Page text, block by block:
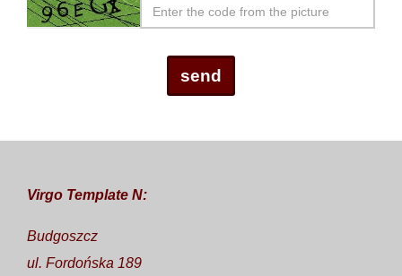
Virgo Template N:
Budgoszcz
ul. Fordońska 189